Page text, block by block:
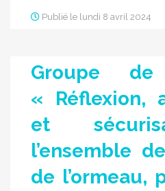
Publié le lundi 8 avril 2024
Groupe
« Réflexion,
et
l’ensemble
de l’ormeau,